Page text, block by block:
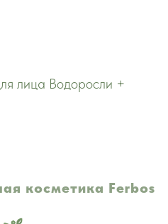
лица Водоросли +
косметика Ferbos